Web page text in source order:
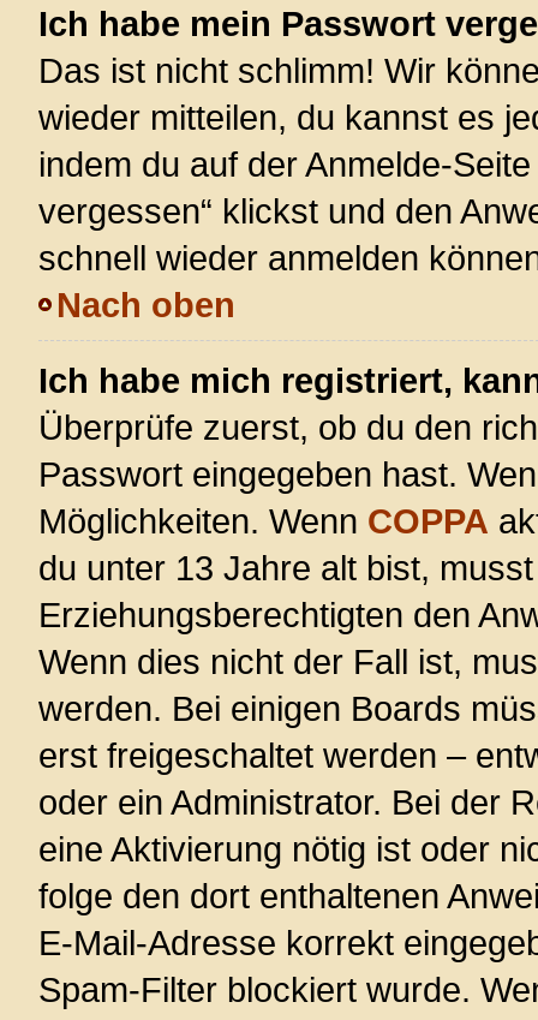
Ich habe mein Passwort
Das ist nicht schlimm! Wir
wieder mitteilen, du kannst es
indem du auf der Anmelde-
vergessen“ klickst und den
schnell wieder anmelden
Nach oben
Ich habe mich registriert,
Überprüfe zuerst, ob du den
Passwort eingegeben hast.
Möglichkeiten. Wenn COPPA
du unter 13 Jahre alt bist,
Erziehungsberechtigten den
Wenn dies nicht der Fall ist,
werden. Bei einigen Boards
erst freigeschaltet werden –
oder ein Administrator. Bei der
eine Aktivierung nötig ist oder
folge den dort enthaltenen
E-Mail-Adresse korrekt
Spam-Filter blockiert wurde.